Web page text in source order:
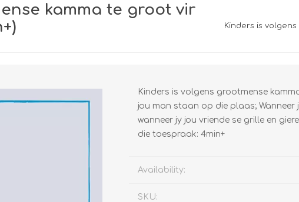
kompetisie doeleindes nie Graad 4 - 7
Graad 1 - 3
Graad 8 - 12
Kinders is
kamma te groot vir
Kinders is volgens grootmense
jou man staan op die plaas;
wanneer jy jou vriende se grille en
die toespraak: 4min+
Availability:
SKU: